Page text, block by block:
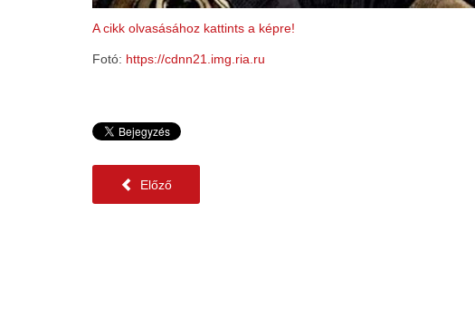
A cikk olvasásához kattints a képre!
Fotó: https://cdnn21.img.ria.ru
Előző